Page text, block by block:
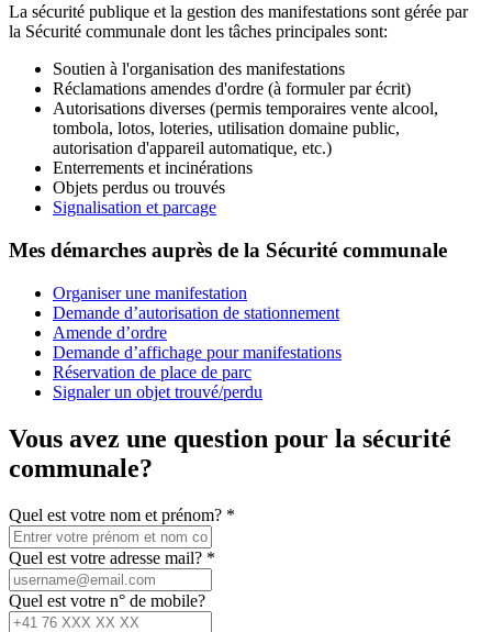
La sécurité publique et la gestion des manifestations sont gérée par
la Sécurité communale dont les tâches principales sont:
Soutien à l'organisation des manifestations
Réclamations amendes d'ordre (à formuler par écrit)
Autorisations diverses (permis temporaires vente alcool,
tombola, lotos, loteries, utilisation domaine public,
autorisation d'appareil automatique, etc.)
Enterrements et incinérations
Objets perdus ou trouvés
Signalisation et parcage
Mes démarches auprès de la Sécurité communale
Organiser une manifestation
Demande d’autorisation de stationnement
Amende d’ordre
Demande d’affichage pour manifestations
Réservation de place de parc
Signaler un objet trouvé/perdu
Vous avez une question pour la sécurité
communale?
Quel est votre nom et prénom? *
Quel est votre adresse mail? *
Quel est votre n° de mobile?